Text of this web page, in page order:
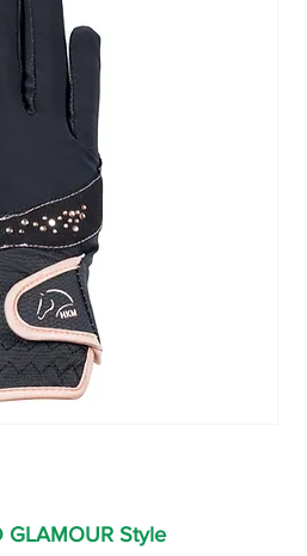
GLAMOUR Style